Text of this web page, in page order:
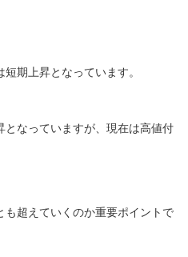
期上昇となっています。
となっていますが、現在は高値付
も超えていくのか重要ポイントで